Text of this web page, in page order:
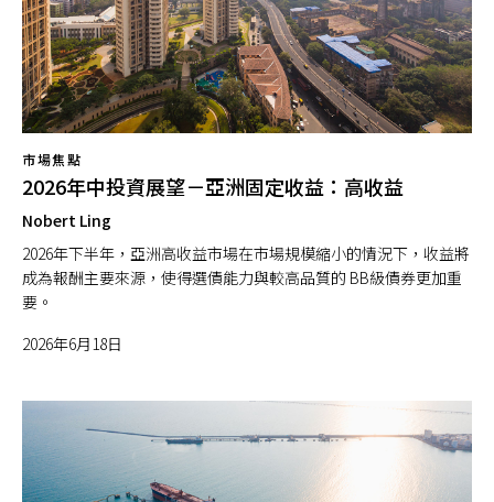
市場焦點
2026年中投資展望－亞洲固定收益：高收益
Nobert Ling
2026年下半年，亞洲高收益市場在市場規模縮小的情況下，收益將
成為報酬主要來源，使得選債能力與較高品質的 BB級債券更加重
要。
2026年6月18日